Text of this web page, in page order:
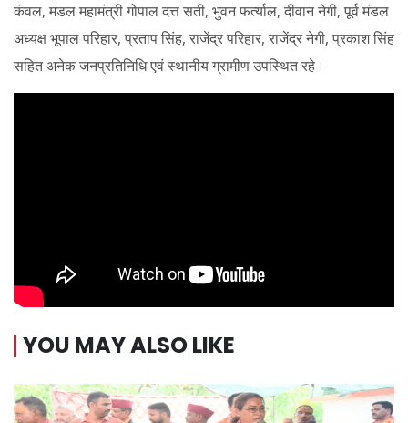
कंवल, मंडल महामंत्री गोपाल दत्त सती, भुवन फर्त्याल, दीवान नेगी, पूर्व मंडल
अध्यक्ष भूपाल परिहार, प्रताप सिंह, राजेंद्र परिहार, राजेंद्र नेगी, प्रकाश सिंह
सहित अनेक जनप्रतिनिधि एवं स्थानीय ग्रामीण उपस्थित रहे।
YOU MAY ALSO LIKE